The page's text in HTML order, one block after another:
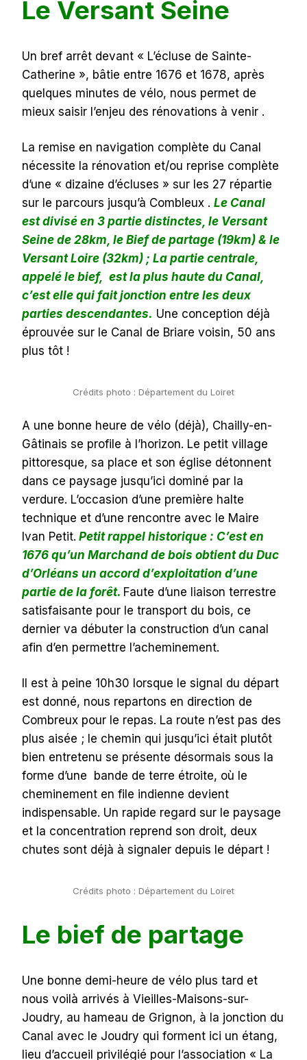
Le Versant Seine
Un bref arrêt devant « L’écluse de Sainte-
Catherine », bâtie entre 1676 et 1678, après
quelques minutes de vélo, nous permet de
mieux saisir l’enjeu des rénovations à venir .
La remise en navigation complète du Canal
nécessite la rénovation et/ou reprise complète
d’une « dizaine d’écluses » sur les 27 répartie
sur le parcours jusqu’à Combleux . Le Canal
est divisé en 3 partie distinctes, le Versant
Seine de 28km, le Bief de partage (19km) & le
Versant Loire (32km) ; La partie centrale,
appelé le bief, est la plus haute du Canal,
c’est elle qui fait jonction entre les deux
parties descendantes. Une conception déjà
éprouvée sur le Canal de Briare voisin, 50 ans
plus tôt !
Crédits photo : Département du Loiret
A une bonne heure de vélo (déjà), Chailly-en-
Gâtinais se profile à l’horizon. Le petit village
pittoresque, sa place et son église détonnent
dans ce paysage jusqu’ici dominé par la
verdure. L’occasion d’une première halte
technique et d’une rencontre avec le Maire
Ivan Petit. Petit rappel historique : C’est en
1676 qu’un Marchand de bois obtient du Duc
d’Orléans un accord d’exploitation d’une
partie de la forêt. Faute d’une liaison terrestre
satisfaisante pour le transport du bois, ce
dernier va débuter la construction d’un canal
afin d’en permettre l’acheminement.
Il est à peine 10h30 lorsque le signal du départ
est donné, nous repartons en direction de
Combreux pour le repas. La route n’est pas des
plus aisée ; le chemin qui jusqu’ici était plutôt
bien entretenu se présente désormais sous la
forme d’une bande de terre étroite, où le
cheminement en file indienne devient
indispensable. Un rapide regard sur le paysage
et la concentration reprend son droit, deux
chutes sont déjà à signaler depuis le départ !
Crédits photo : Département du Loiret
Le bief de partage
Une bonne demi-heure de vélo plus tard et
nous voilà arrivés à Vieilles-Maisons-sur-
Joudry, au hameau de Grignon, à la jonction du
Canal avec le Joudry qui forment ici un étang,
lieu d’accueil privilégié pour l’association « La